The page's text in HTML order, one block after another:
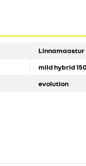
Linnamaastur
mild hybrid
evolution